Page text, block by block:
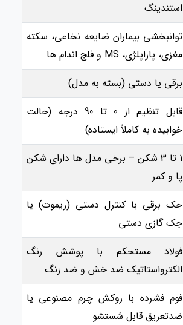
استندینگ
توانبخشی بیماران ضایعه نخاعی، سکته
مغزی، پاراپلژی، MS و فلج اندام‌ ها
برقی یا دستی (بسته به مدل)
قابل تنظیم از 0 تا 90 درجه (حالت
خوابیده به کاملاً ایستاده)
1 تا 3 شکن – برخی مدل‌ ها دارای شکن
پا و کمر
جک برقی با کنترل دستی (ریموت) یا
جک گازی دستی
فولاد مستحکم با پوشش رنگ
الکترواستاتیک ضد خش و ضد زنگ
فوم فشرده با روکش چرم مصنوعی یا
ضدتعریق قابل شستشو